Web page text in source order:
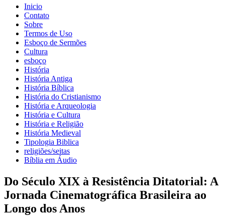
Inicio
Contato
Sobre
Termos de Uso
Esboço de Sermões
Cultura
esboço
História
História Antiga
História Bíblica
História do Cristianismo
História e Arqueologia
História e Cultura
História e Religião
História Medieval
Tipologia Biblica
religiões/seitas
Bíblia em Áudio
Do Século XIX à Resistência Ditatorial: A
Jornada Cinematográfica Brasileira ao
Longo dos Anos